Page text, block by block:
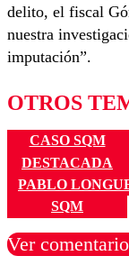
delito, el fiscal
nuestra
imputación”.
OTROS
CASO SQM
DESTACADA
PABLO
SQM
Ver